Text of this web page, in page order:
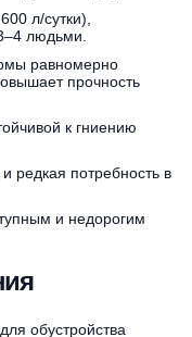
л/сутки),
людьми.
равномерно
прочность
к гниению
редкая потребность в
и недорогим
обустройства